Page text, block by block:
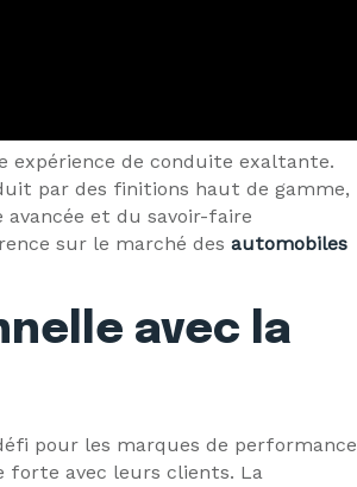
expérience de conduite exaltante.
par des finitions haut de gamme,
et du savoir-faire
sur le marché des automobiles
avec la
pour les marques de performance
forte avec leurs clients. La